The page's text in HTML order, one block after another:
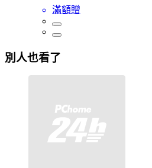
滿額贈
別人也看了